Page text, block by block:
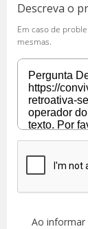
Descreva o
Em caso de
mesmas.
Ao informar